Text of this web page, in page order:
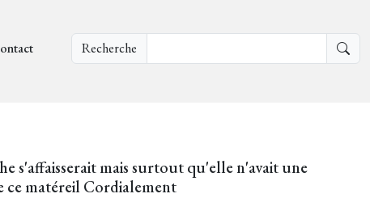
Recherche
s'affaisserait mais surtout qu'elle n'avait une
ce matéreil Cordialement